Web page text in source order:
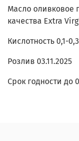
Масло оливковое
качества Extra
Кислотность 0,1-
Розлив 03.11.2025
Срок годности до